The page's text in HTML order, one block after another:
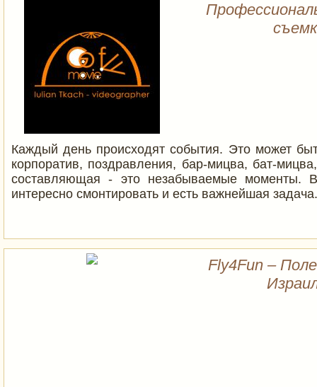
Каждый день происходят события. Это может
корпоратив, поздравления, бар-мицва, бат-
составляющая - это незабываемые моменты.
интересно смонтировать и есть важнейшая задача.
Fly4Fun –